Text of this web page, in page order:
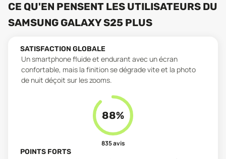
CE QU'EN PENSENT LES UTILISATEURS DU
SAMSUNG GALAXY S25 PLUS
SATISFACTION GLOBALE
Un smartphone fluide et endurant avec un écran
confortable, mais la finition se dégrade vite et la photo
de nuit déçoit sur les zooms.
88%
835avis
POINTS FORTS